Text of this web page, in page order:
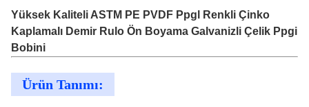
Yüksek Kaliteli ASTM PE PVDF Ppgl Renkli Çinko
Kaplamalı Demir Rulo Ön Boyama Galvanizli Çelik Ppgi
Bobini
Ürün Tanımı: